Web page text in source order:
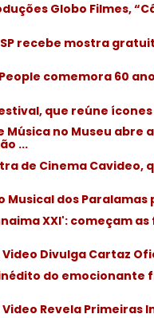
Globo Filmes,
SP recebe mostra
comemora 60
que reúne
Música no Museu abre a
...
de Cinema Cavideo,
Musical dos
XXI': começam
Video Divulga Cartaz
do emocionante
Revela Primeiras